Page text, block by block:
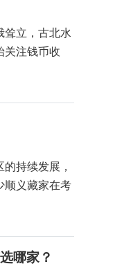
耸立，古北水
关注钱币收
持续发展，
顺义藏家在考
哪家？